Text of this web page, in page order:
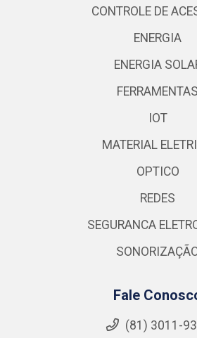
CONTROLE DE
ENERGIA
ENERGIA
FERRAMENTAS
IOT
MATERIAL
OPTICO
REDES
SEGURANCA
Fale
(81) 3011-